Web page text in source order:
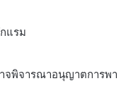
แรม
จพิจารณาอนุญาตการพา